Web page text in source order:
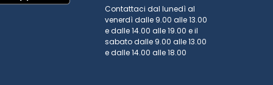
Contattaci dal lunedì al
venerdì dalle 9.00 alle 13.00
e dalle 14.00 alle 19.00 e il
sabato dalle 9.00 alle 13.00
e dalle 14.00 alle 18.00